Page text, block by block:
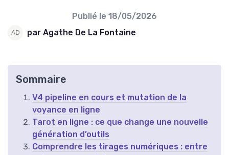
Publié le 18/05/2026
par Agathe De La Fontaine
Sommaire
V4 pipeline en cours et mutation de la
voyance en ligne
Tarot en ligne : ce que change une nouvelle
génération d’outils
Comprendre les tirages numériques : entre